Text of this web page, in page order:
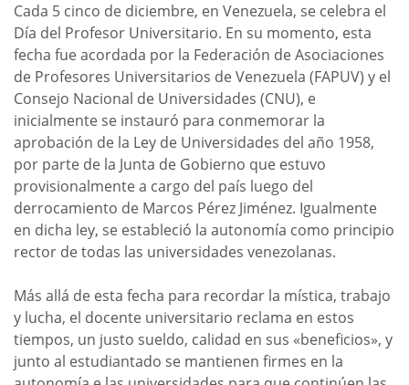
Cada 5 cinco de diciembre, en Venezuela, se celebra el
Día del Profesor Universitario. En su momento, esta
fecha fue acordada por la Federación de Asociaciones
de Profesores Universitarios de Venezuela (FAPUV) y el
Consejo Nacional de Universidades (CNU), e
inicialmente se instauró para conmemorar la
aprobación de la Ley de Universidades del año 1958,
por parte de la Junta de Gobierno que estuvo
provisionalmente a cargo del país luego del
derrocamiento de Marcos Pérez Jiménez. Igualmente
en dicha ley, se estableció la autonomía como principio
rector de todas las universidades venezolanas.
Más allá de esta fecha para recordar la mística, trabajo
y lucha, el docente universitario reclama en estos
tiempos, un justo sueldo, calidad en sus «beneficios», y
junto al estudiantado se mantienen firmes en la